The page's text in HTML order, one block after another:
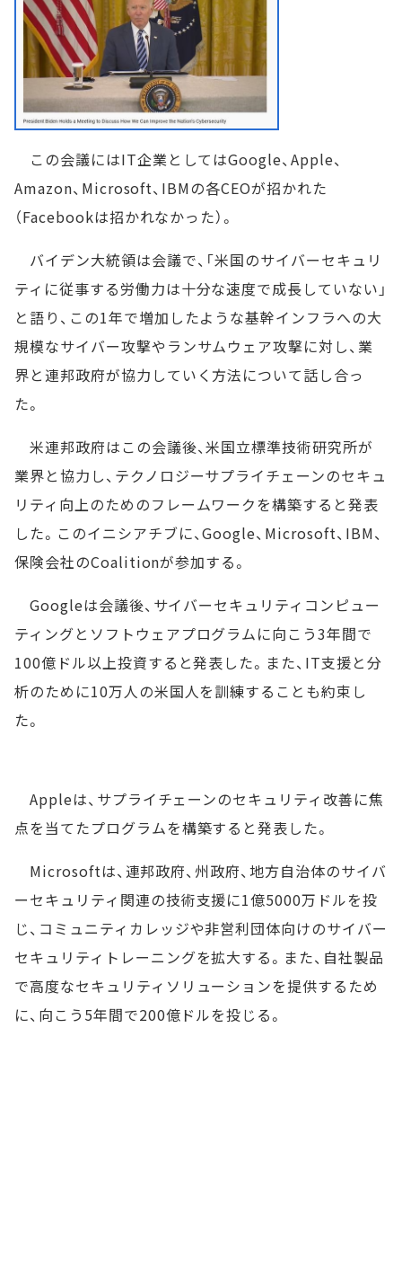
この会議にはIT企業としてはGoogle、Apple、
Amazon、Microsoft、IBMの各CEOが招かれた
（Facebookは招かれなかった）。
バイデン大統領は会議で、「米国のサイバーセキュリ
ティに従事する労働力は十分な速度で成長していない」
と語り、この1年で増加したような基幹インフラへの大
規模なサイバー攻撃やランサムウェア攻撃に対し、業
界と連邦政府が協力していく方法について話し合っ
た。
米連邦政府はこの会議後、米国立標準技術研究所が
業界と協力し、テクノロジーサプライチェーンのセキュ
リティ向上のためのフレームワークを構築すると発表
した。このイニシアチブに、Google、Microsoft、IBM、
保険会社のCoalitionが参加する。
Googleは会議後、サイバーセキュリティコンピュー
ティングとソフトウェアプログラムに向こう3年間で
100億ドル以上投資すると発表した。また、IT支援と分
析のために10万人の米国人を訓練することも約束し
た。
Appleは、サプライチェーンのセキュリティ改善に焦
点を当てたプログラムを構築すると発表した。
Microsoftは、連邦政府、州政府、地方自治体のサイバ
ーセキュリティ関連の技術支援に1億5000万ドルを投
じ、コミュニティカレッジや非営利団体向けのサイバー
セキュリティトレーニングを拡大する。また、自社製品
で高度なセキュリティソリューションを提供するため
に、向こう5年間で200億ドルを投じる。